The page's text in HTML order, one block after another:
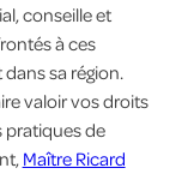
conseille et
à ces
sa région.
valoir vos droits
de
Maître Ricard